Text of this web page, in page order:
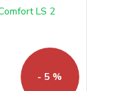
- 5 %